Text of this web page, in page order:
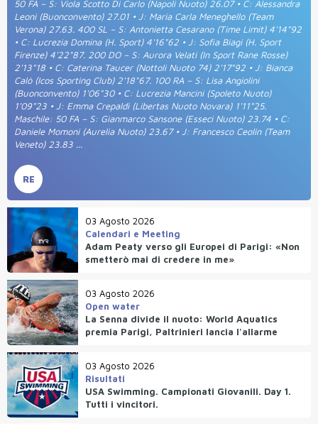
50 FA – S: Viola Scotto Di Carlo (Napoli Nuoto) 26.07 • C: Alessandra
Leoni (Buonconvento) 27.01 • J: Maria Carla Meneghello (Team
Verona) 27.63. 400 SL – S: Antonietta Cesarano (Time Limit) 4'14"92
• C: Lucrezia Domina (H. Sport) 4'16"62 • J: Sofia Biagi (H. Sport
Firenze) 4'22"87. 200 DO – S: Aurora Velati (In Sport Rane Rosse)
2'13"18 • C: Caterina Taucer (Nottoli Nuoto 74) 2'17"92 • J: Bianca
Calò (Icos Sporting Club) 2'18"67. 100 RA – S: Lisa Angiolini
(Buonconvento) 1'06"30 • C: Lucrezia Mancini (Spoleto Nuoto)
1'09"23 • J: Emma Crepaldi (Libertas Nuoto Novara) 1'11"25.
Maschile: 50 FA – S: Gianmarco Sansone (Esseci Nuoto) 23.74 • C:
Daniele Momoni (Aurelia Nuoto) 23.67 • J: Francesco Ceolin (Team
Veneto) 23.83 ...
RE
03 Agosto 2026
Calendari e Meeting
Adam Peaty verso gli Europei di Parigi: «Non
smetterò mai di credere in me»
03 Agosto 2026
Open water
La Senna divide il nuoto: World Aquatics
premia Parigi, Paltrinieri lancia l'allarme
03 Agosto 2026
Risultati
USA Swimming. Campionati Giovanili. Day 1.
Tutti i vincitori.